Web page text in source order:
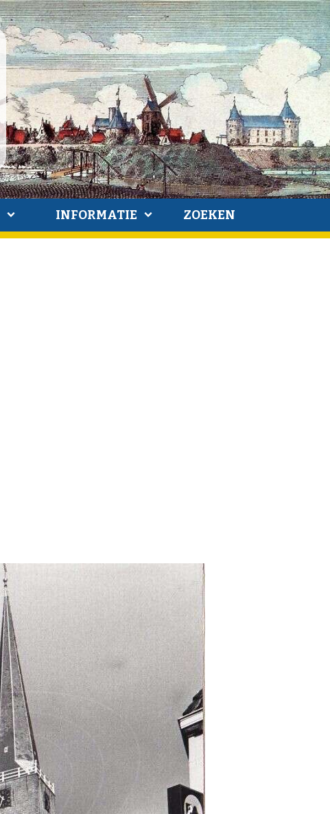
INFORMATIE ZOEKEN